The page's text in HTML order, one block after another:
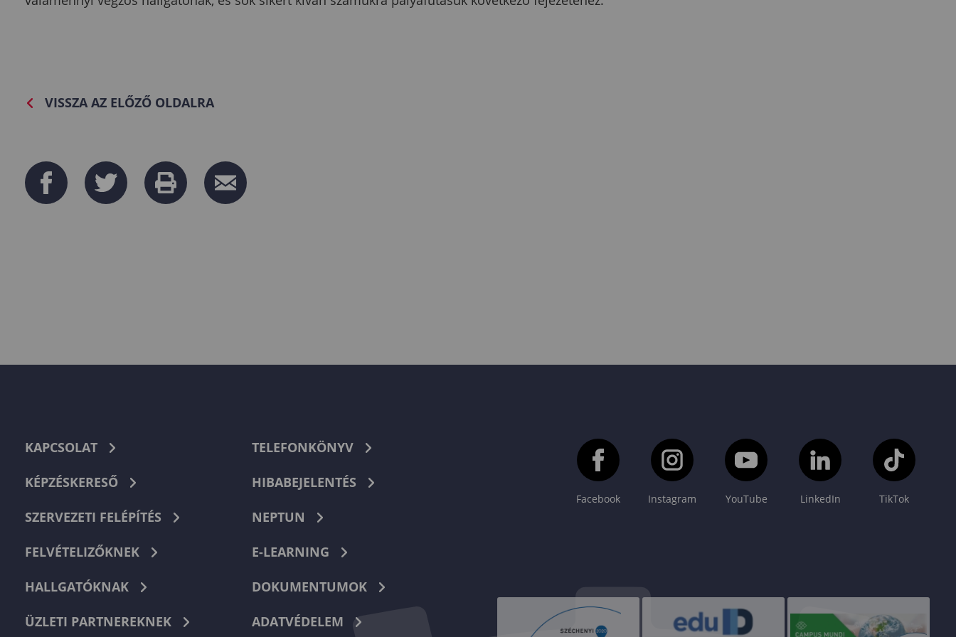
VISSZA AZ ELŐZŐ OLDALRA
KAPCSOLAT
KÉPZÉSKERESŐ
SZERVEZETI FELÉPÍTÉS
FELVÉTELIZŐKNEK
HALLGATÓKNAK
ÜZLETI PARTNEREKNEK
TELEFONKÖNYV
HIBABEJELENTÉS
NEPTUN
E-LEARNING
DOKUMENTUMOK
ADATVÉDELEM
Facebook Instagram YouTube LinkedIn TikTok